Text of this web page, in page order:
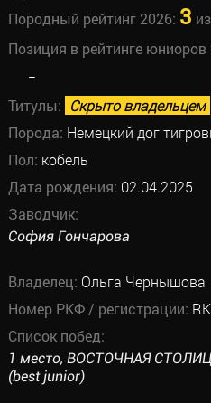
Породный рейтинг 2026: 3 из
Позиция в рейтинге юниоров
=
Титулы: Скрыто владельцем
Порода: Немецкий дог
Пол: кобель
Дата рождения: 02.04.2025
Заводчик:
София Гончарова
Владелец: Ольга Чернышова
Номер РКФ / регистрации:
Список побед:
1 место, ВОСТОЧНАЯ
(best junior)